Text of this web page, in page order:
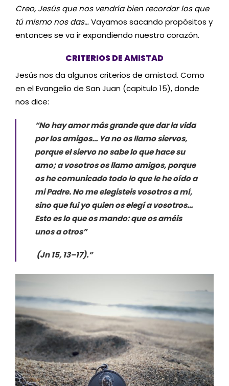
Creo, Jesús que nos vendría bien recordar los que
tú mismo nos das…Vayamos sacando propósitos y
entonces se va ir expandiendo nuestro corazón.
CRITERIOS DE AMISTAD
Jesús nos da algunos criterios de amistad. Como
en el Evangelio de San Juan (capitulo 15), donde
nos dice:
“No hay amor más grande que dar la vida
por los amigos… Ya no os llamo siervos,
porque el siervo no sabe lo que hace su
amo; a vosotros os llamo amigos, porque
os he comunicado todo lo que le he oído a
mi Padre. No me elegisteis vosotros a mí,
sino que fui yo quien os elegí a vosotros…
Esto es lo que os mando: que os améis
unos a otros”
(Jn 15, 13–17).”